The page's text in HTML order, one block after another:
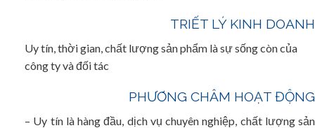
TRIẾT LÝ KINH DOANH
Uy tín, thời gian, chất lượng sản phẩm là sự sống còn của
công ty và đối tác
PHƯƠNG CHÂM HOẠT ĐỘNG
– Uy tín là hàng đầu, dịch vụ chuyên nghiệp, chất lượng sản